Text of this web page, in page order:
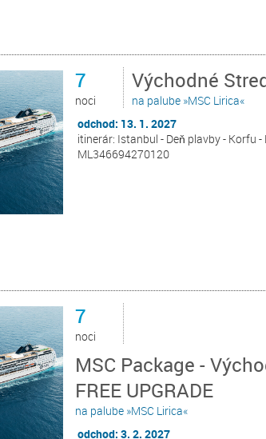
7
noci
Východné
na palube »MSC Lirica«
odchod: 13. 1. 2027
itinerár: Istanbul - Deň plavby - Korfu
ML346694270120
7
noci
MSC Package -
FREE UPGRADE
na palube »MSC Lirica«
odchod: 3. 2. 2027